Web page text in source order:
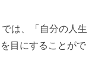
は、「自分の人生
目にすることがで